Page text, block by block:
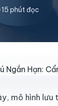
phút đọc
mô hình